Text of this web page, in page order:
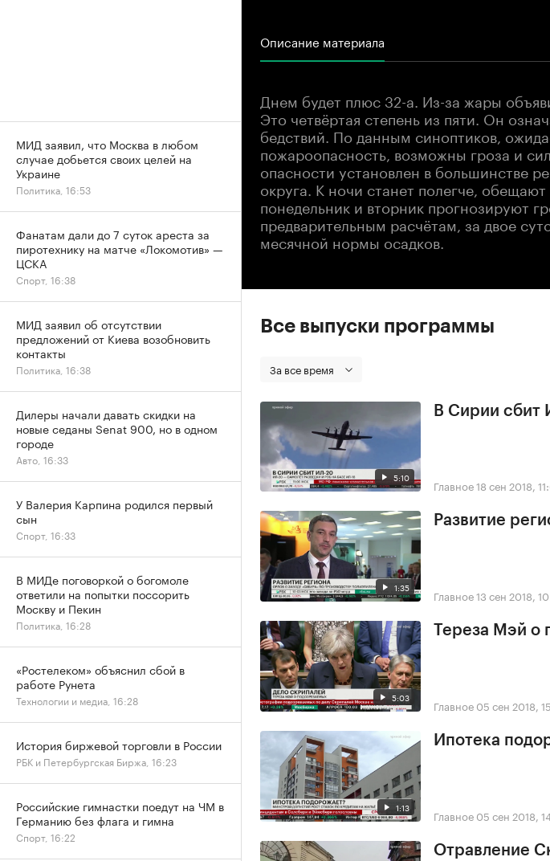
Описание материала
Днем будет плюс 32-а. Из-за жары
Это четвёртая степень из пяти. Он
бедствий. По данным синоптиков,
пожароопасность, возможны гроза и
опасности установлен в большинстве
округа. К ночи станет полегче,
понедельник и вторник прогнозируют
предварительным расчётам, за двое
месячной нормы осадков.
Все выпуски программы
За все время
5:10
В Сирии сбит
Главное18 сен 2018,
1:35
Развитие
Главное13 сен 2018,
5:03
Тереза Мэй о
Главное 05 сен 2018,
1:13
Ипотека
Главное 05 сен 2018,
Отравление
МИД заявил, что Москва в любом
случае добьется своих целей на
Украине
Политика, 16:53
Фанатам дали до 7 суток ареста за
пиротехнику на матче «Локомотив» —
ЦСКА
Спорт, 16:38
МИД заявил об отсутствии
предложений от Киева возобновить
контакты
Политика, 16:38
Дилеры начали давать скидки на
новые седаны Senat 900, но в одном
городе
Авто, 16:33
У Валерия Карпина родился первый
сын
Спорт, 16:33
В МИДе поговоркой о богомоле
ответили на попытки поссорить
Москву и Пекин
Политика, 16:28
«Ростелеком» объяснил сбой в
работе Рунета
Технологии и медиа, 16:28
История биржевой торговли в России
РБК и Петербургская Биржа, 16:23
Российские гимнастки поедут на ЧМ в
Германию без флага и гимна
Спорт, 16:22